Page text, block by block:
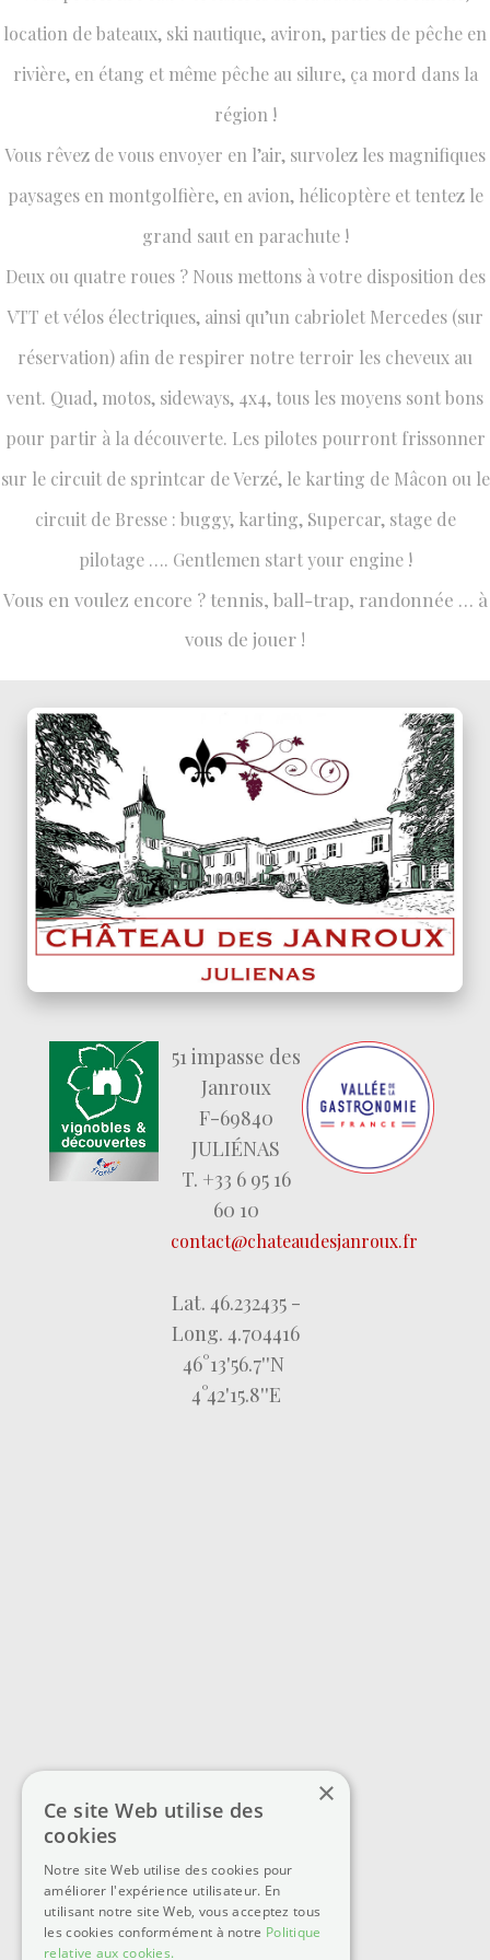
location de bateaux, ski nautique, aviron, parties de pêche en
rivière, en étang et même pêche au silure, ça mord dans la
région !
Vous rêvez de vous envoyer en l’air, survolez les magnifiques
paysages en montgolfière, en avion, hélicoptère et tentez le
grand saut en parachute !
Deux ou quatre roues ? Nous mettons à votre disposition des
VTT et vélos électriques, ainsi qu’un cabriolet Mercedes (sur
réservation) afin de respirer notre terroir les cheveux au
vent. Quad, motos, sideways, 4x4, tous les moyens sont bons
pour partir à la découverte. Les pilotes pourront frissonner
sur le circuit de sprintcar de Verzé, le karting de Mâcon ou le
circuit de Bresse : buggy, karting, Supercar, stage de
pilotage …. Gentlemen start your engine !
Vous en voulez encore ? tennis, ball-trap, randonnée … à
vous de jouer !
51 impasse des
Janroux
F-69840
JULIÉNAS
T. +33 6 95 16
60 10
contact@chateaudesjanroux.fr
Lat. 46.232435 -
Long. 4.704416
46°13'56.7''N
4°42'15.8''E
×
Ce site Web utilise des
cookies
Notre site Web utilise des cookies pour
améliorer l'expérience utilisateur. En
utilisant notre site Web, vous acceptez tous
les cookies conformément à notre Politique
relative aux cookies.